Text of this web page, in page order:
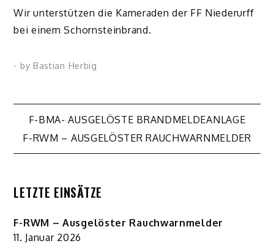
Wir unterstützen die Kameraden der FF Niederurff
bei einem Schornsteinbrand.
- by Bastian Herbig
Beitragsnavigation
F-BMA- AUSGELÖSTE BRANDMELDEANLAGE
F-RWM – AUSGELÖSTER RAUCHWARNMELDER
LETZTE EINSÄTZE
F-RWM – Ausgelöster Rauchwarnmelder
11. Januar 2026